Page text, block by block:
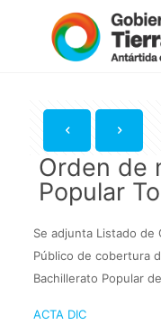
Orden de
Popular
Se adjunta Listado de
Público de cobertura
Bachillerato Popular
ACTA DIC